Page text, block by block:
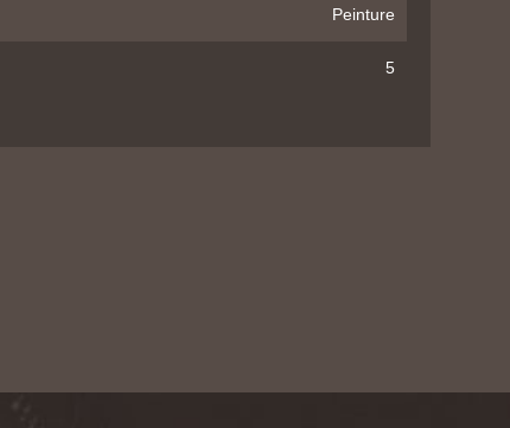
Peinture
5